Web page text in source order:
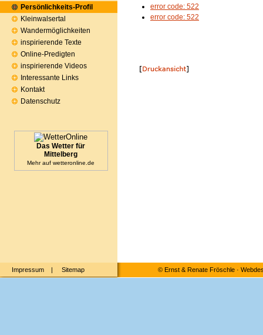
error code: 522
error code: 522
Persönlichkeits-Profil
Kleinwalsertal
Wandermöglichkeiten
inspirierende Texte
Online-Predigten
inspirierende Videos
Interessante Links
Kontakt
Datenschutz
Das Wetter für
Mittelberg
Mehr auf wetteronline.de
Impressum | Sitemap © Ernst & Renate Fröschle·